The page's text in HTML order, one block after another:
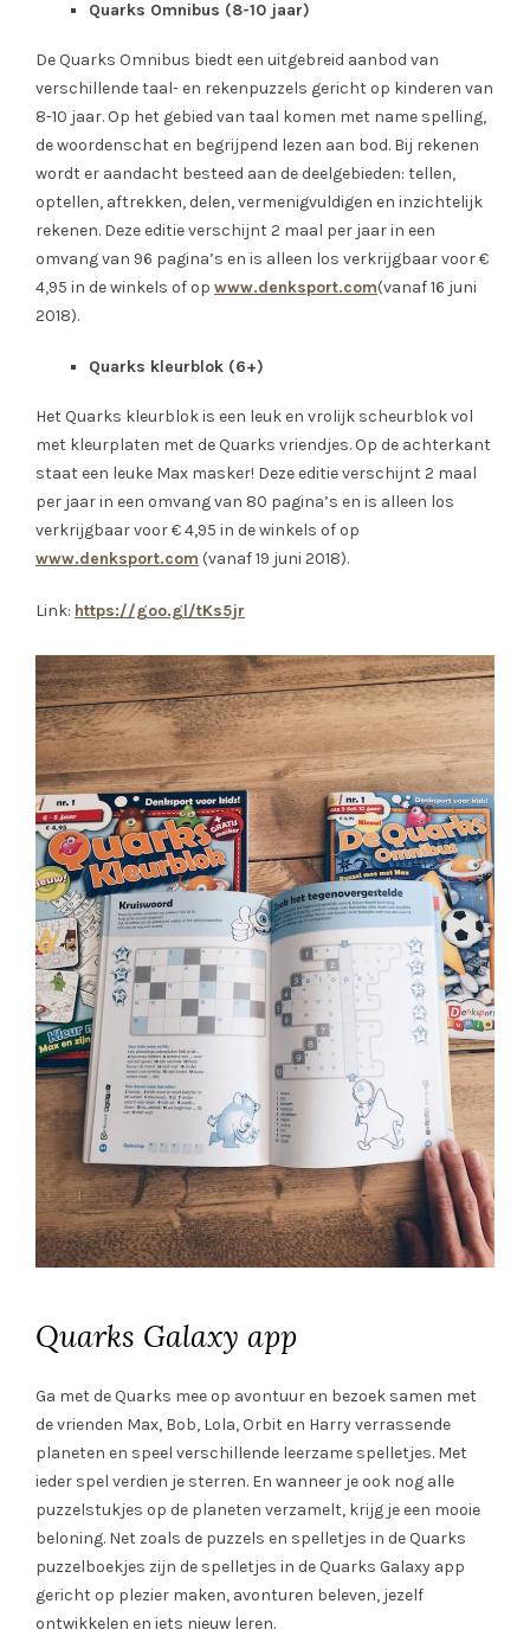
Quarks Omnibus (8-10 jaar)
De Quarks Omnibus biedt een uitgebreid aanbod van
verschillende taal- en rekenpuzzels gericht op kinderen van
8-10 jaar. Op het gebied van taal komen met name spelling,
de woordenschat en begrijpend lezen aan bod. Bij rekenen
wordt er aandacht besteed aan de deelgebieden: tellen,
optellen, aftrekken, delen, vermenigvuldigen en inzichtelijk
rekenen. Deze editie verschijnt 2 maal per jaar in een
omvang van 96 pagina’s en is alleen los verkrijgbaar voor €
4,95 in de winkels of op www.denksport.com(vanaf 16 juni
2018).
Quarks kleurblok (6+)
Het Quarks kleurblok is een leuk en vrolijk scheurblok vol
met kleurplaten met de Quarks vriendjes. Op de achterkant
staat een leuke Max masker! Deze editie verschijnt 2 maal
per jaar in een omvang van 80 pagina’s en is alleen los
verkrijgbaar voor € 4,95 in de winkels of op
www.denksport.com (vanaf 19 juni 2018).
Link: https://goo.gl/tKs5jr
Quarks Galaxy app
Ga met de Quarks mee op avontuur en bezoek samen met
de vrienden Max, Bob, Lola, Orbit en Harry verrassende
planeten en speel verschillende leerzame spelletjes. Met
ieder spel verdien je sterren. En wanneer je ook nog alle
puzzelstukjes op de planeten verzamelt, krijg je een mooie
beloning. Net zoals de puzzels en spelletjes in de Quarks
puzzelboekjes zijn de spelletjes in de Quarks Galaxy app
gericht op plezier maken, avonturen beleven, jezelf
ontwikkelen en iets nieuw leren.